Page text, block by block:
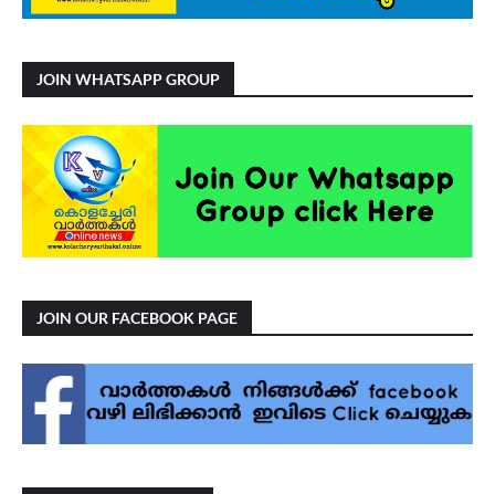
JOIN WHATSAPP GROUP
JOIN OUR FACEBOOK PAGE